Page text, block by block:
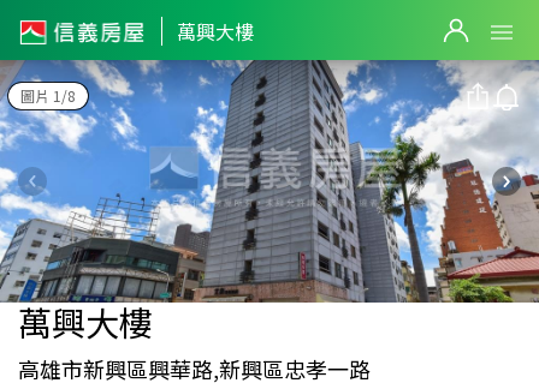
萬興大樓
圖片 1/8
萬興大樓
高雄市新興區興華路,新興區忠孝一路